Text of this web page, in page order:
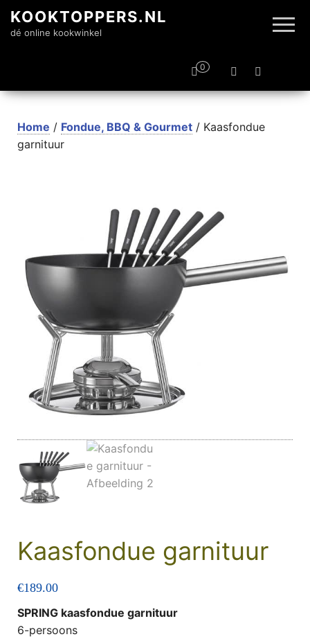
KOOKTOPPERS.NL
dé online kookwinkel
0
Home / Fondue, BBQ & Gourmet / Kaasfondue
garnituur
Kaasfondue garnituur
€189.00
SPRING kaasfondue garnituur
6-persoons